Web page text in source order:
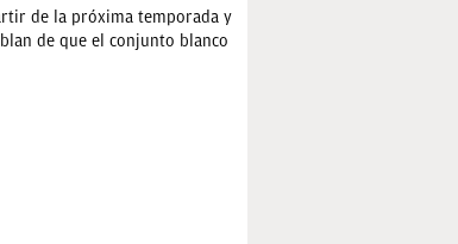
de la próxima temporada y
de que el conjunto blanco